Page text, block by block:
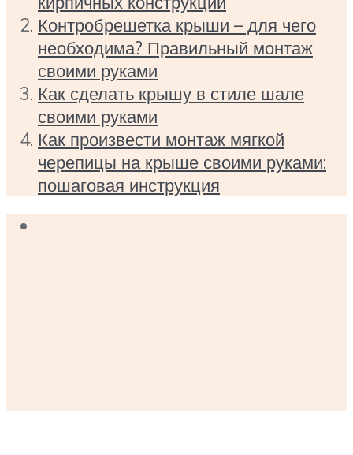
Контробрешетка крыши – для чего
необходима? Правильный монтаж
своими руками
Как сделать крышу в стиле шале
своими руками
Как произвести монтаж мягкой
черепицы на крыше своими руками:
пошаговая инструкция